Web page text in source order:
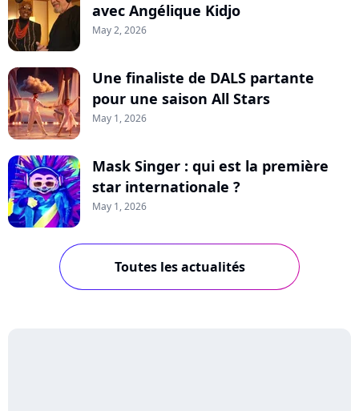
avec Angélique Kidjo
May 2, 2026
Une finaliste de DALS partante
pour une saison All Stars
May 1, 2026
Mask Singer : qui est la première
star internationale ?
May 1, 2026
Toutes les actualités